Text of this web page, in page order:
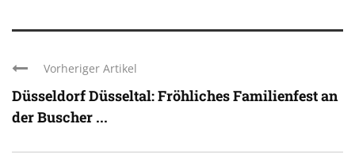
Vorheriger Artikel
Düsseldorf Düsseltal: Fröhliches Familienfest an
der Buscher ...